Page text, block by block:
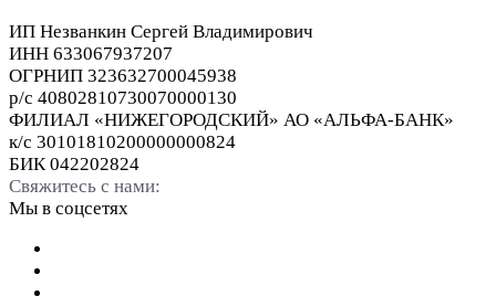
ИП Незванкин Сергей Владимирович
ИНН 633067937207
ОГРНИП 323632700045938
р/с 40802810730070000130
ФИЛИАЛ «НИЖЕГОРОДСКИЙ» АО «АЛЬФА-БАНК»
к/с 30101810200000000824
БИК 042202824
Свяжитесь с нами:
Мы в соцсетях